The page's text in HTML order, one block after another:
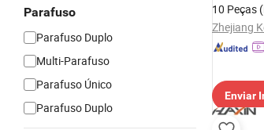
Parafuso
Parafuso Duplo
Multi-Parafuso
Parafuso Único
Parafuso Duplo
10 Peças
Enviar